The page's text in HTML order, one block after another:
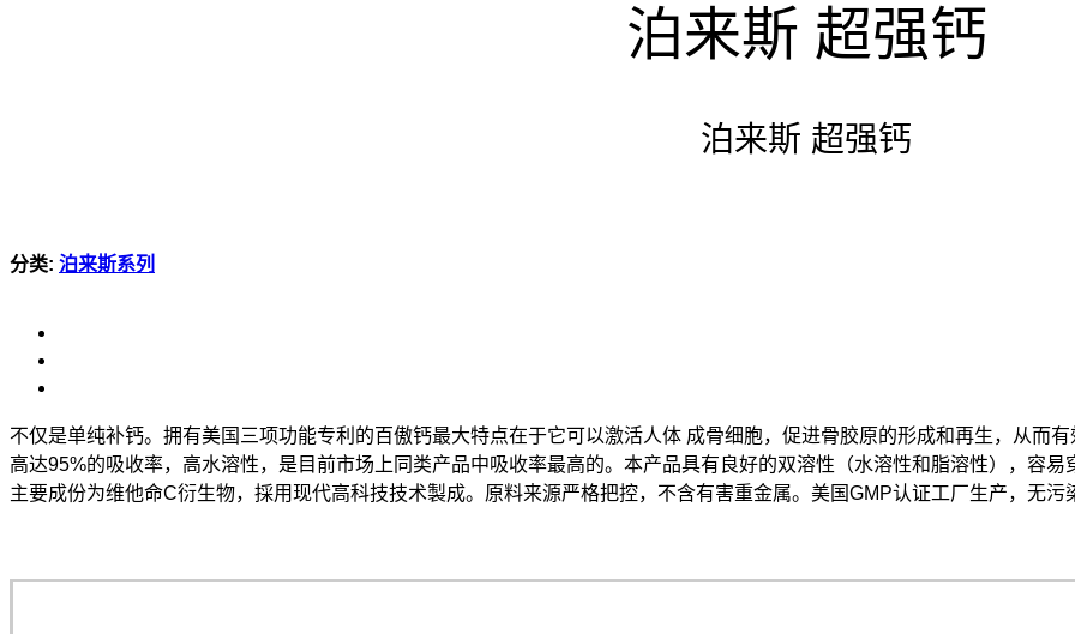
泊来斯 超强钙
泊来斯 超强钙
分类: 泊来斯系列
不仅是单纯补钙。拥有美国三项功能专利的百傲钙最大特点在于它可以激活人体 成骨细胞，促进骨胶原的形成和再生，从而
高达95%的吸收率，高水溶性，是目前市场上同类产品中吸收率最高的。本产品具有良好的双溶性（水溶性和脂溶性），容
主要成份为维他命C衍生物，採用现代高科技技术製成。原料来源严格把控，不含有害重金属。美国GMP认证工厂生产，无污